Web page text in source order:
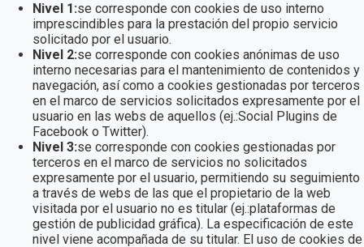
Nivel 1:se corresponde con cookies de uso interno
imprescindibles para la prestación del propio servicio
solicitado por el usuario.
Nivel 2:se corresponde con cookies anónimas de uso
interno necesarias para el mantenimiento de contenidos y
navegación, así como a cookies gestionadas por terceros
en el marco de servicios solicitados expresamente por el
usuario en las webs de aquellos (ej.:Social Plugins de
Facebook o Twitter).
Nivel 3:se corresponde con cookies gestionadas por
terceros en el marco de servicios no solicitados
expresamente por el usuario, permitiendo su seguimiento
a través de webs de las que el propietario de la web
visitada por el usuario no es titular (ej.:plataformas de
gestión de publicidad gráfica). La especificación de este
nivel viene acompañada de su titular. El uso de cookies de